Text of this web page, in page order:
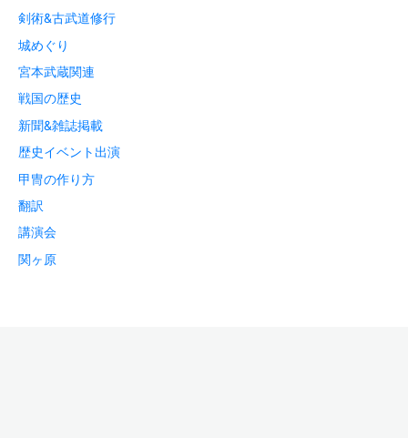
剣術&古武道修行
城めぐり
宮本武蔵関連
戦国の歴史
新聞&雑誌掲載
歴史イベント出演
甲冑の作り方
翻訳
講演会
関ヶ原